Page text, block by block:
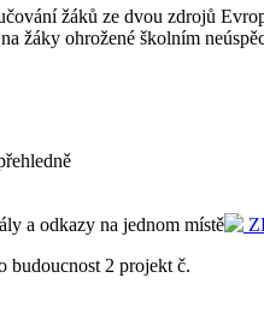
žáků ze dvou zdrojů
žáky ohrožené školním
a odkazy na jednom místě
budoucnost 2 projekt č.